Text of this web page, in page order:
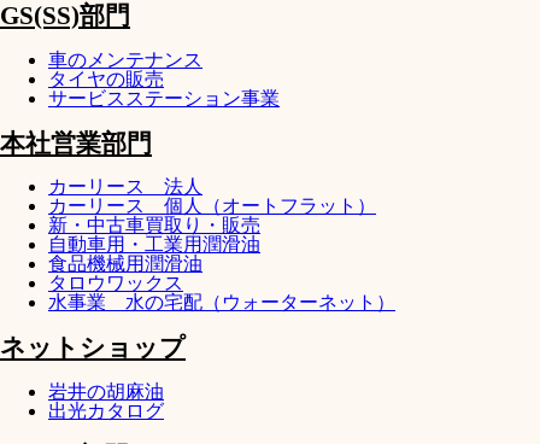
GS(SS)部門
車のメンテナンス
タイヤの販売
サービスステーション事業
本社営業部門
カーリース 法人
カーリース 個人（オートフラット）
新・中古車買取り・販売
自動車用・工業用潤滑油
食品機械用潤滑油
タロウワックス
水事業 水の宅配（ウォーターネット）
ネットショップ
岩井の胡麻油
出光カタログ